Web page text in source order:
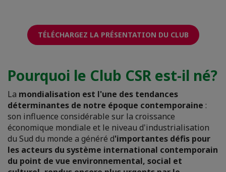
TÉLÉCHARGEZ LA PRÉSENTATION DU CLUB
Pourquoi le Club CSR est-il né?
La mondialisation est l'une des tendances
déterminantes de notre époque contemporaine :
son influence considérable sur la croissance
économique mondiale et le niveau d'industrialisation
du Sud du monde a généré d'importantes défis pour
les acteurs du système international contemporain
du point de vue environnemental, social et